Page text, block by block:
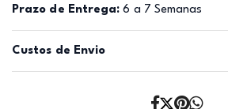
Prazo de Entrega: 6 a 7 Semanas
Custos de Envio